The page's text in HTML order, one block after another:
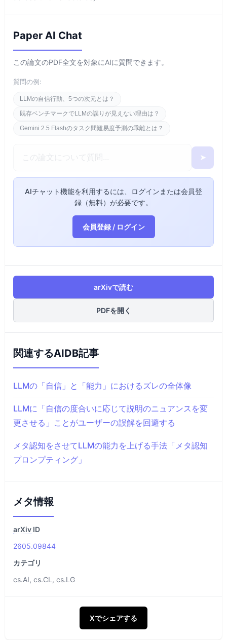
Paper AI Chat
この論文のPDF全文を対象にAIに質問できます。
質問の例:
LLMの自信行動、5つの次元とは？
既存ベンチマークでLLMの誤りが見えない理由は？
Gemini 2.5 Flashのタスク間難易度予測の乖離とは？
➤
AIチャット機能を利用するには、ログインまたは会員登
録（無料）が必要です。
会員登録 / ログイン
arXivで読む
PDFを開く
関連するAIDB記事
LLMの「自信」と「能力」におけるズレの全体像
LLMに「自信の度合いに応じて説明のニュアンスを変
更させる」ことがユーザーの誤解を回避する
メタ認知をさせてLLMの能力を上げる手法「メタ認知
プロンプティング」
メタ情報
arXiv ID
2605.09844
カテゴリ
cs.AI, cs.CL, cs.LG
Xでシェアする